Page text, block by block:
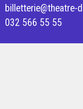
billetterie@theatre-
032 566 55 55